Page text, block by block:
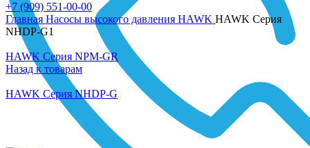
+7 (909) 551-00-00
Главная Насосы высокого давления HAWK HAWK Серия
NHDP-G1
HAWK Серия NPM-GR
Назад к товарам
HAWK Серия NHDP-G
Нажмите, чтобы увеличить